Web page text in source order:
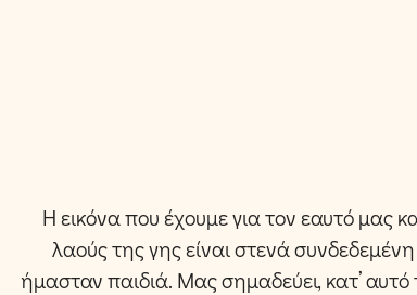
Η εικόνα που έχουμε για τον εαυτό μας
λαούς της γης είναι στενά
ήμασταν παιδιά. Μας σημαδεύει, κατ’